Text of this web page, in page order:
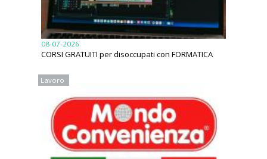
08-07-2026
CORSI GRATUITI per disoccupati con FORMATICA
Lavoro